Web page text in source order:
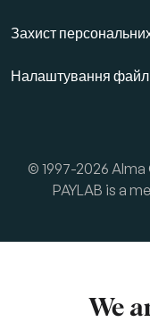
Захист
Налаштування
© 1997-2026 Alma
PAYLAB is a
We